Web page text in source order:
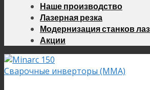
Наше производство
Лазерная резка
Модернизация станков
Акции
Сварочные инверторы (MMA)